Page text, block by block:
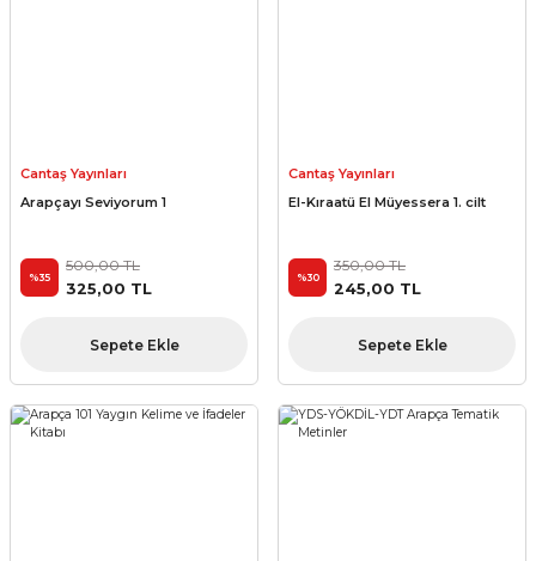
Cantaş Yayınları
Arapçayı Seviyorum 1
%35
500,00 TL
325,00 TL
Sepete Ekle
Cantaş Yayınları
El-Kıraatü El Müyessera 1. cilt
%30
350,00 TL
245,00 TL
Sepete Ekle